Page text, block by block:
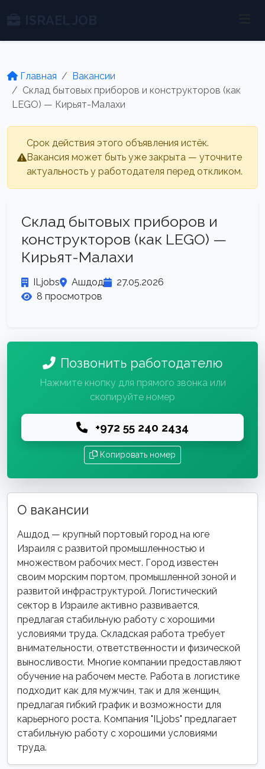
Главная
Вакансии
Склад бытовых приборов и конструкторов (как
LEGO) — Кирьят-Малахи
Срок действия этого объявления истёк.
Вакансия может быть уже закрыта — уточните
актуальность у работодателя перед откликом.
Склад бытовых приборов и
конструкторов (как LEGO) —
Кирьят-Малахи
ILjobs Ашдод
27.05.2026
8 просмотров
Позвонить работодателю
Нажмите кнопку для прямого звонка или
скопируйте номер
+972 55 240 2434
Копировать номер
О вакансии
Ашдод — крупный портовый город на юге
Израиля с развитой промышленностью и
множеством рабочих мест. Город известен
своим морским портом, промышленной зоной и
развитой инфраструктурой. Логистический
сектор в Израиле активно развивается,
предлагая стабильную работу с хорошими
условиями труда. Складская работа требует
внимательности, ответственности и физической
выносливости. Многие компании предоставляют
обучение на рабочем месте. Работа в логистике
подходит как для мужчин, так и для женщин,
предлагая гибкий график и возможности для
карьерного роста. Компания "ILjobs" предлагает
стабильную работу с хорошими условиями
труда.